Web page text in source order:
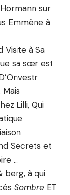
sur
Emmène à
Visite à Sa
sa sœr est
Lilli, Qui
Secrets et
…
berg, à qui
Sombre ET